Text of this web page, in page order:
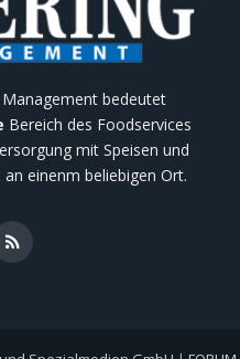
bedeutet
Bereich des Foodservices
mit Speisen und
einenm beliebigen Ort.
RSS